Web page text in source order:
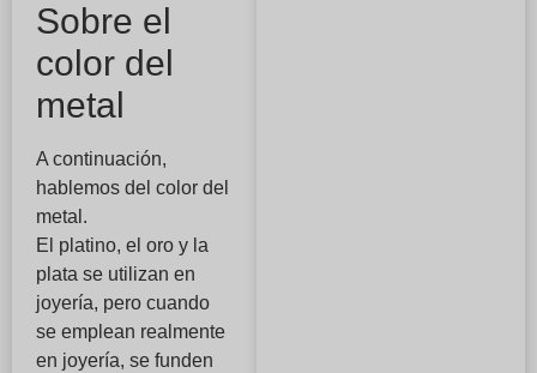
Sobre el
color del
metal
A continuación,
hablemos del color del
metal.
El platino, el oro y la
plata se utilizan en
joyería, pero cuando
se emplean realmente
en joyería, se funden